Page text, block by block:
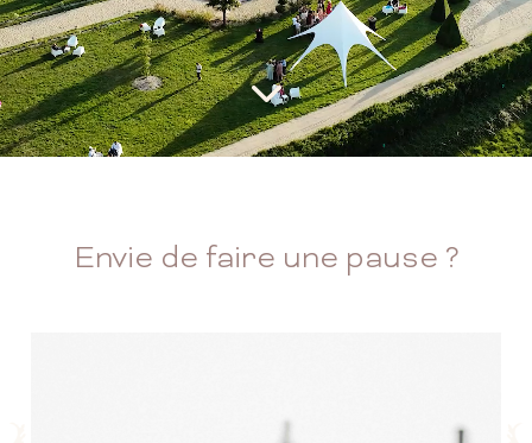
Envie de faire une pause ?